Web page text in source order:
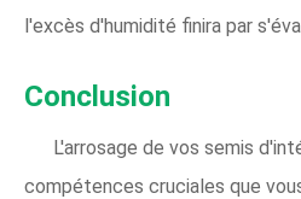
l'excès d'humidité finira par
Conclusion
L'arrosage de vos semis
compétences cruciales que